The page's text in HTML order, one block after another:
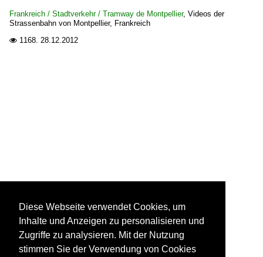
Frankreich / Stadtverkehr / Tramway de Montpellier, Videos der
Strassenbahn von Montpellier, Frankreich
 1168. 28.12.2012
Diese Webseite verwendet Cookies, um
Inhalte und Anzeigen zu personalisieren und
Zugriffe zu analysieren. Mit der Nutzung
stimmen Sie der Verwendung von Cookies